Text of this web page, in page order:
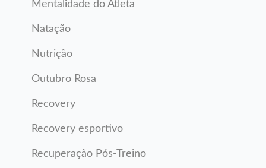
Mentalidade do Atleta
Natação
Nutrição
Outubro Rosa
Recovery
Recovery esportivo
Recuperação Pós-Treino